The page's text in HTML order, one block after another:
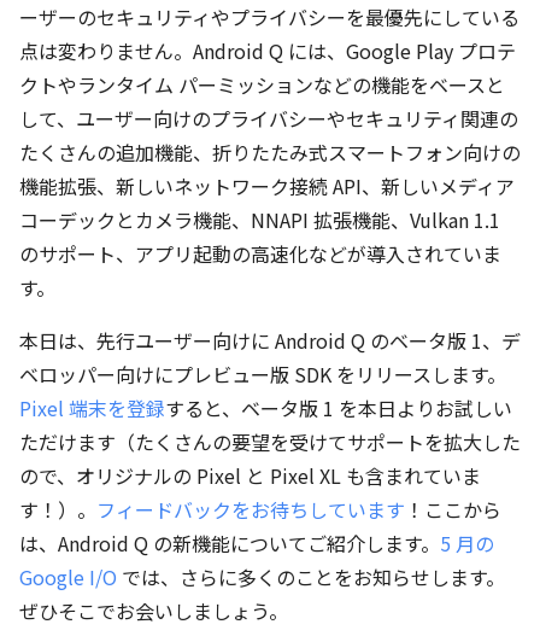
ーザーのセキュリティやプライバシーを最優先にしている
点は変わりません。Android Q には、Google Play プロテ
クトやランタイム パーミッションなどの機能をベースと
して、ユーザー向けのプライバシーやセキュリティ関連の
たくさんの追加機能、折りたたみ式スマートフォン向けの
機能拡張、新しいネットワーク接続 API、新しいメディア
コーデックとカメラ機能、NNAPI 拡張機能、Vulkan 1.1
のサポート、アプリ起動の高速化などが導入されていま
す。
本日は、先行ユーザー向けに Android Q のベータ版 1、デ
ベロッパー向けにプレビュー版 SDK をリリースします。
Pixel 端末を登録すると、ベータ版 1 を本日よりお試しい
ただけます（たくさんの要望を受けてサポートを拡大した
ので、オリジナルの Pixel と Pixel XL も含まれていま
す！）。 フィードバックをお待ちしています ！ここから
は、Android Q の新機能についてご紹介します。 5 月の
Google I/O では、さらに多くのことをお知らせします。
ぜひそこでお会いしましょう。